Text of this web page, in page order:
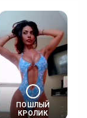
ПОШЛЫЙ
КРОЛИК